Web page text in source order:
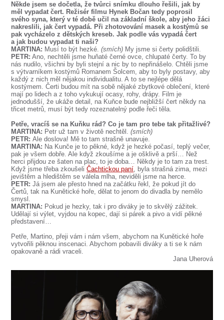
Někde jsem se dočetla, že tvůrci snímku dlouho řešili, jak by
měl vypadat čert. Režisér filmu Hynek Bočan tedy poprosil
svého syna, který v té době učil na základní škole, aby jeho žáci
nakreslili, jak čert vypadá. Při zhotovování masek a kostýmů se
pak vycházelo z dětských kreseb. Jak podle vás vypadá čert
a jak budou vypadat ti naši?
MARTINA: Musí to být hezké.(smích) My jsme si čerty polidštili.
PETR: Ano, nechtěli jsme huňaté černé ovce, chlupaté čerty. To by
nás nudilo, všichni by byli stejní a nic by to nepřinášelo. Chtěli jsme
s výtvarníkem kostýmů Romanem Šolcem, aby to byly postavy, aby
každý z nich měl nějakou individualitu. A to se nejlépe dělá
kostýmem. Čerti budou mít na sobě nějaké zbytkové oblečení, které
mají po lidech a z toho vykukují ocasy, rohy, drápy. Film je
jednodušší, že ukáže detail, na Kuňce bude nejbližší čert někdy na
třicet metrů, musí být tedy rozeznatelný podle řeči těla.
Petře, vracíš se na Kuňku rád? Co je tam pro tebe tak přitažlivé?
MARTINA: Petr už tam v životě nechtěl.(smích)
PETR:Ale doslova! Mě to tam strašně unavuje.
MARTINA: Na Kunče je to pěkné, když je hezké počasí, teplý večer,
pak je všem dobře. Ale když zkoušíme a je ošklivě a prší… Než
herci přijdou ze šaten na plac, to je doba… Někdy je to tam za trest.
Když jsme třeba zkoušeliČachtickou paní, byla strašná zima, mezi
jevištěm a hledištěm se válela mlha, neviděli jsme na herce.
PETR: Já jsem ale přesto hned na začátku řekl, že pokud jít do
Čertů, tak na Kunětické hoře, dělat to jenom do divadla by nemělo
smysl.
MARTINA: Pokud je hezky, tak i pro diváky je to skvělý zážitek.
Udělají si výlet, vyjdou na kopec, dají si párek a pivo a vidí pěkné
představení…
Petře, Martino, přeji vám i nám všem, abychom na Kunětické hoře
vytvořili pěknou inscenaci. Abychom pobavili diváky a ti se k nám
opakovaně a rádi vraceli.
Jana Uherová